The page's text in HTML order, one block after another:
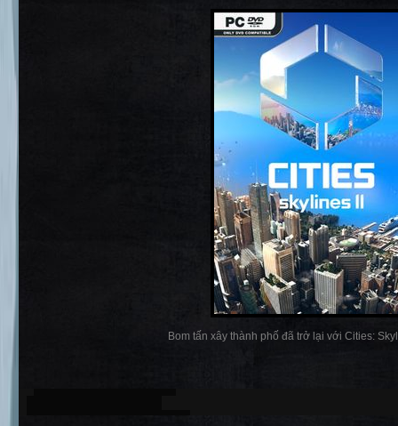
Bom tấn xây thành phố đã trở lại với Cities: